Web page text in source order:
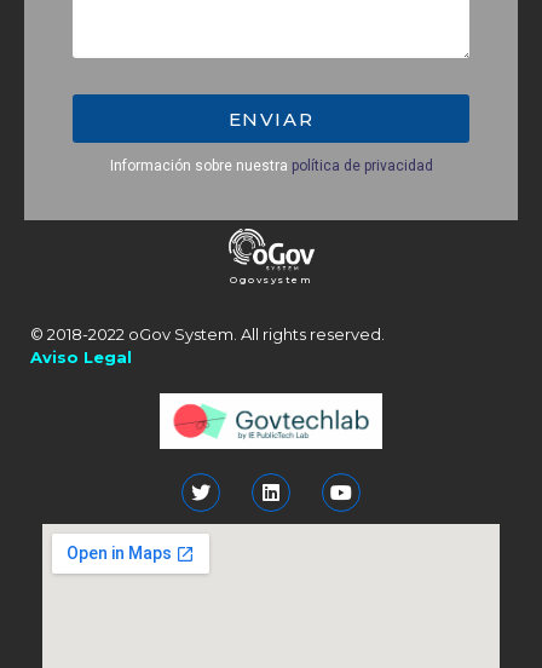
ENVIAR
Información sobre nuestra política de privacidad
Ogovsystem
© 2018-2022 oGov System. All rights reserved.
Aviso Legal